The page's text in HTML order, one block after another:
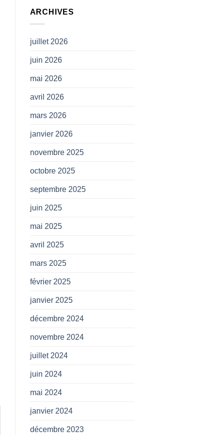
ARCHIVES
juillet 2026
juin 2026
mai 2026
avril 2026
mars 2026
janvier 2026
novembre 2025
octobre 2025
septembre 2025
juin 2025
mai 2025
avril 2025
mars 2025
février 2025
janvier 2025
décembre 2024
novembre 2024
juillet 2024
juin 2024
mai 2024
janvier 2024
décembre 2023